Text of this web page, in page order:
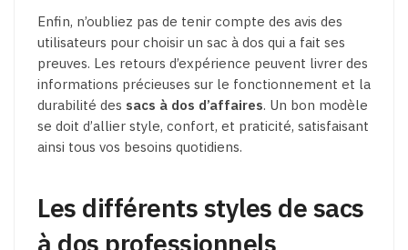
Enfin, n’oubliez pas de tenir compte des avis des
utilisateurs pour choisir un sac à dos qui a fait ses
preuves. Les retours d’expérience peuvent livrer des
informations précieuses sur le fonctionnement et la
durabilité des sacs à dos d’affaires. Un bon modèle
se doit d’allier style, confort, et praticité, satisfaisant
ainsi tous vos besoins quotidiens.
Les différents styles de sacs